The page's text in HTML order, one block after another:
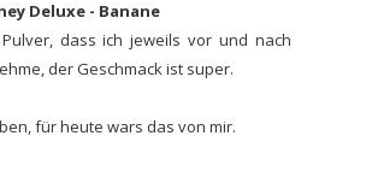
Deluxe - Banane
dass ich jeweils vor und nach
der Geschmack ist super.
für heute wars das von mir.